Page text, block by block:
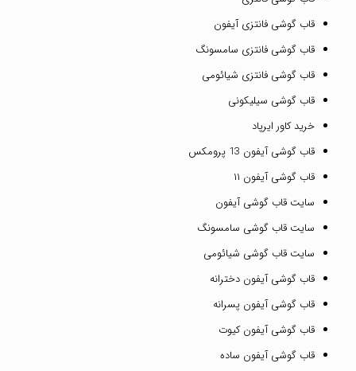
قاب گوشی فانتزی آیفون
قاب گوشی فانتزی سامسونگ
قاب گوشی فانتزی شیائومی
قاب گوشی سیلیکونی
خرید کاور ایرپاد
قاب گوشی آیفون 13 پرومکس
قاب گوشی آیفون ۱۱
سایت قاب گوشی آیفون
سایت قاب گوشی سامسونگ
سایت قاب گوشی شیائومی
قاب گوشی آیفون دخترانه
قاب گوشی آیفون پسرانه
قاب گوشی آیفون کیوت
قاب گوشی آیفون ساده